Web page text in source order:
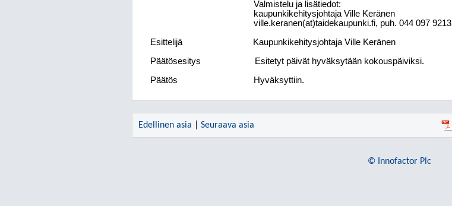
Valmistelu ja lisätiedot:
kaupunkikehitysjohtaja Ville Keränen
ville.keranen(at)taidekaupunki.fi, puh. 044 097 9213
Esittelijä
Kaupunkikehitysjohtaja Ville Keränen
Päätösesitys
Esitetyt päivät hyväksytään kokouspäiviksi.
Päätös
Hyväksyttiin.
Edellinen asia Seuraava asia
© Innofactor Plc